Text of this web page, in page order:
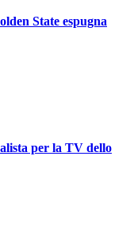
State espugna
per la TV dello